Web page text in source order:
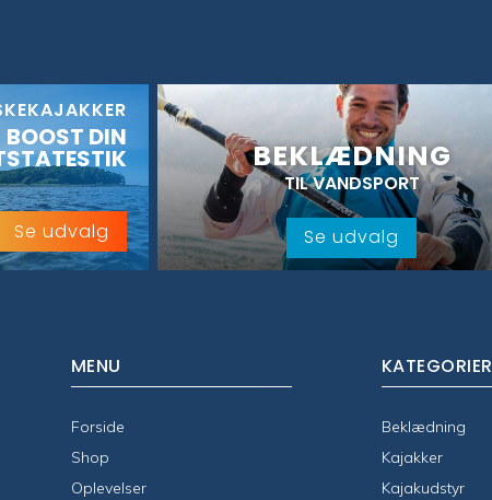
BOOST DIN
Se udvalg
BEKLÆDNING
TIL VANDSPORT
Se udvalg
MENU
Forside
Shop
Oplevelser
KATEGORIER
Beklædning
Kajakker
Kajakudstyr